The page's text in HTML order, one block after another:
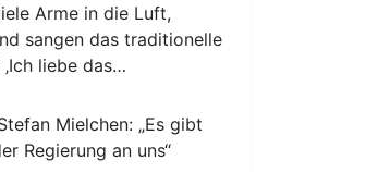
Arme in die Luft,
sangen das traditionelle
liebe das…